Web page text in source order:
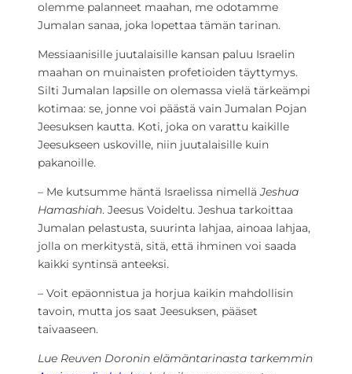
olemme palanneet maahan, me odotamme
Jumalan sanaa, joka lopettaa tämän tarinan.
Messiaanisille juutalaisille kansan paluu Israelin
maahan on muinaisten profetioiden täyttymys.
Silti Jumalan lapsille on olemassa vielä tärkeämpi
kotimaa: se, jonne voi päästä vain Jumalan Pojan
Jeesuksen kautta. Koti, joka on varattu kaikille
Jeesukseen uskoville, niin juutalaisille kuin
pakanoille.
– Me kutsumme häntä Israelissa nimelläJeshua
Hamashiah. Jeesus Voideltu. Jeshua tarkoittaa
Jumalan pelastusta, suurinta lahjaa, ainoaa lahjaa,
jolla on merkitystä, sitä, että ihminen voi saada
kaikki syntinsä anteeksi.
– Voit epäonnistua ja horjua kaikin mahdollisin
tavoin, mutta jos saat Jeesuksen, pääset
taivaaseen.
Lue Reuven Doronin elämäntarinasta tarkemmin